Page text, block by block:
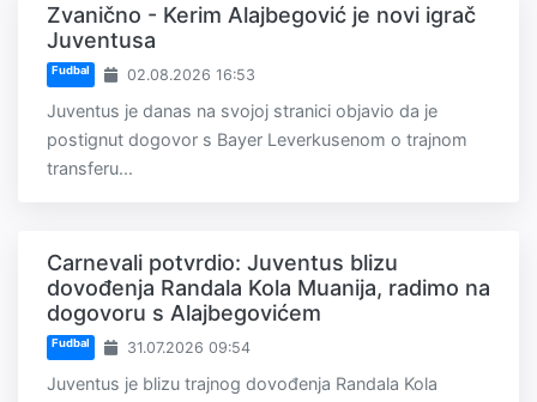
Zvanično - Kerim Alajbegović je novi igrač
Juventusa
Fudbal 02.08.2026 16:53
Juventus je danas na svojoj stranici objavio da je
postignut dogovor s Bayer Leverkusenom o trajnom
transferu...
Carnevali potvrdio: Juventus blizu
dovođenja Randala Kola Muanija, radimo na
dogovoru s Alajbegovićem
Fudbal 31.07.2026 09:54
Juventus je blizu trajnog dovođenja Randala Kola